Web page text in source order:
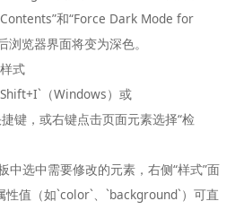
和“Force Dark Mode for
览器界面将变为深色。
式
（Windows）或
键，或右键点击页面元素选择“检
中选中需要修改的元素，右侧“样式”面
性值（如`color`、`background`）可直